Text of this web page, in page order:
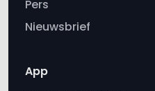
App
Gezondheidsmonitoring